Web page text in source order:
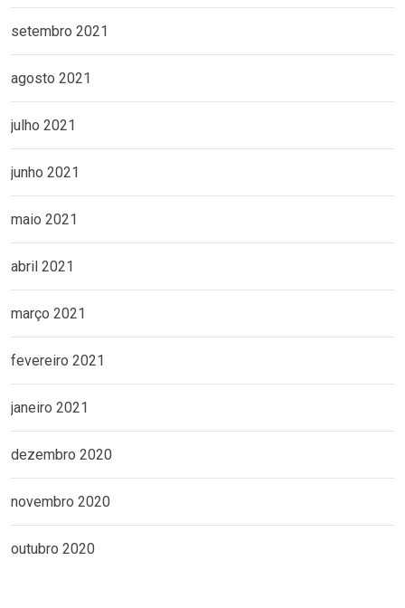
setembro 2021
agosto 2021
julho 2021
junho 2021
maio 2021
abril 2021
março 2021
fevereiro 2021
janeiro 2021
dezembro 2020
novembro 2020
outubro 2020